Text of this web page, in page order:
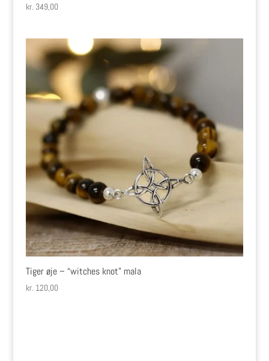
kr. 349,00
Tiger øje – “witches knot” mala
kr. 120,00